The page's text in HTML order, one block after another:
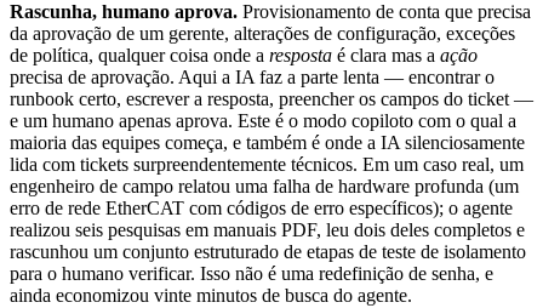
Rascunha, humano aprova. Provisionamento de conta que precisa
da aprovação de um gerente, alterações de configuração, exceções
de política, qualquer coisa onde a resposta é clara mas a ação
precisa de aprovação. Aqui a IA faz a parte lenta — encontrar o
runbook certo, escrever a resposta, preencher os campos do ticket —
e um humano apenas aprova. Este é o modo copiloto com o qual a
maioria das equipes começa, e também é onde a IA silenciosamente
lida com tickets surpreendentemente técnicos. Em um caso real, um
engenheiro de campo relatou uma falha de hardware profunda (um
erro de rede EtherCAT com códigos de erro específicos); o agente
realizou seis pesquisas em manuais PDF, leu dois deles completos e
rascunhou um conjunto estruturado de etapas de teste de isolamento
para o humano verificar. Isso não é uma redefinição de senha, e
ainda economizou vinte minutos de busca do agente.